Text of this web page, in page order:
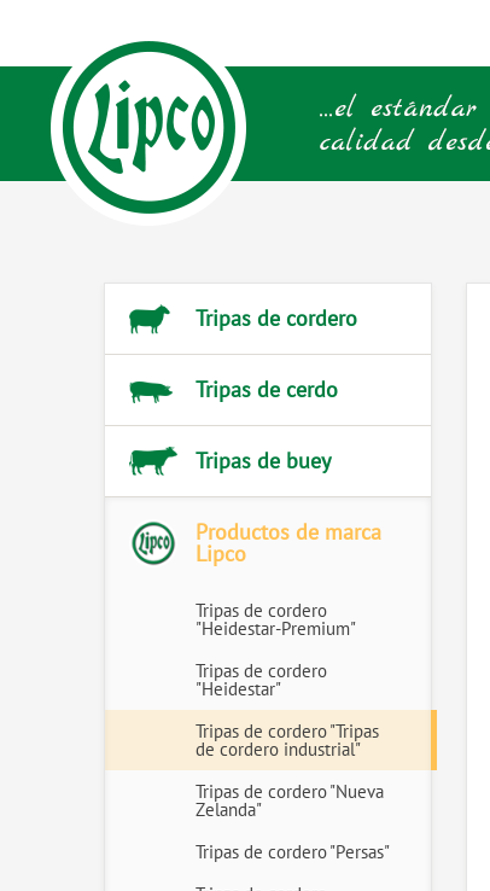
Tripas de cordero
Tripas de cerdo
Tripas de buey
Productos de marca
Lipco
Tripas de cordero
"Heidestar-Premium"
Tripas de cordero
"Heidestar"
Tripas de cordero "Tripas
de cordero industrial"
Tripas de cordero "Nueva
Zelanda"
Tripas de cordero "Persas"